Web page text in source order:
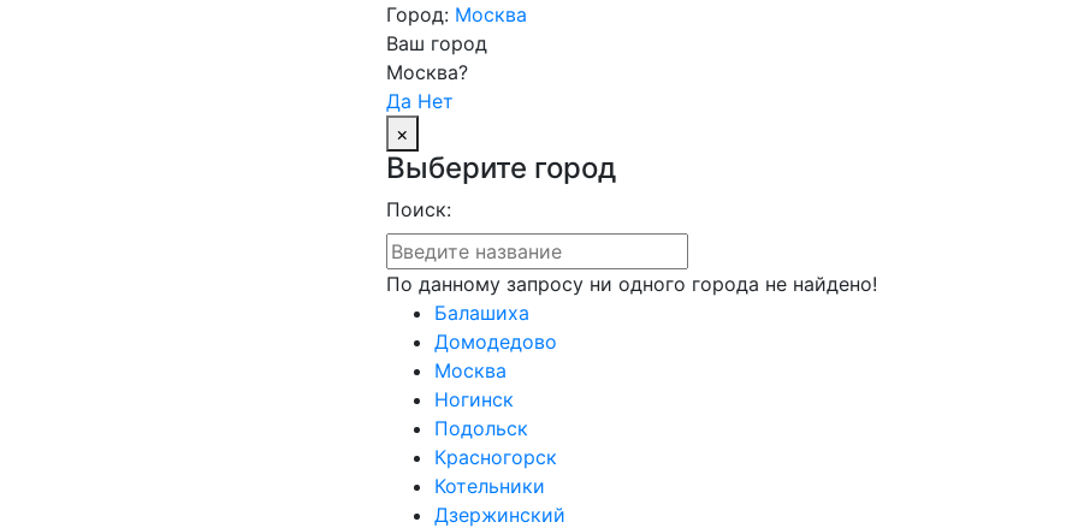
Город: Москва
Ваш город
Москва?
Да Нет
×
Выберите город
Поиск:
По данному запросу ни одного города не найдено!
Балашиха
Домодедово
Москва
Ногинск
Подольск
Красногорск
Котельники
Дзержинский